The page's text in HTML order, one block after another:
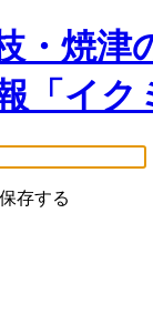
・焼津
「イク
存する